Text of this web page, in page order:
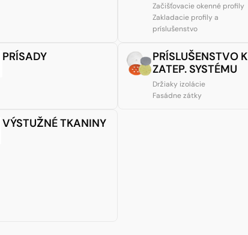
Začišťovacie okenné profily
Zakladacie profily a
príslušenstvo
PRÍSADY
PRÍSLUŠENSTVO K
ZATEP. SYSTÉMU
Držiaky izolácie
Fasádne zátky
VÝSTUŽNÉ TKANINY